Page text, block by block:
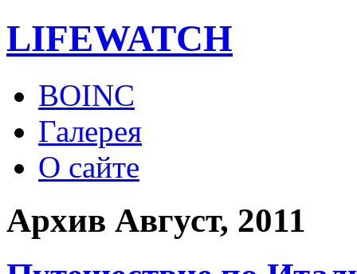
LIFEWATCH
BOINC
Галерея
О сайте
Архив Август, 2011